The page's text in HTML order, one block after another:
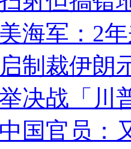
海军：2
制裁伊朗
决战「川
国官员：